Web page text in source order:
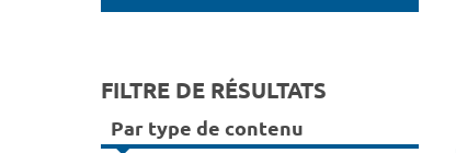
FILTRE DE RÉSULTATS
Par type de contenu